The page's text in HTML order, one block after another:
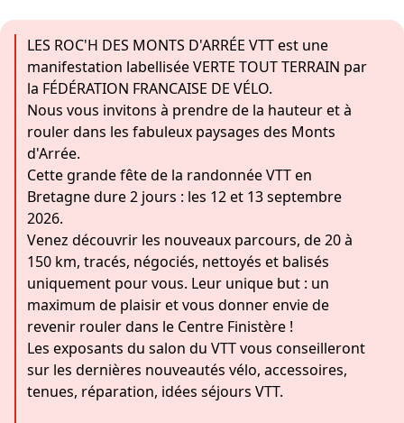
LES ROC'H DES MONTS D'ARRÉE VTT est une
manifestation labellisée VERTE TOUT TERRAIN par
la FÉDÉRATION FRANCAISE DE VÉLO.
Nous vous invitons à prendre de la hauteur et à
rouler dans les fabuleux paysages des Monts
d'Arrée.
Cette grande fête de la randonnée VTT en
Bretagne dure 2 jours : les 12 et 13 septembre
2026.
Venez découvrir les nouveaux parcours, de 20 à
150 km, tracés, négociés, nettoyés et balisés
uniquement pour vous. Leur unique but : un
maximum de plaisir et vous donner envie de
revenir rouler dans le Centre Finistère !
Les exposants du salon du VTT vous conseilleront
sur les dernières nouveautés vélo, accessoires,
tenues, réparation, idées séjours VTT.